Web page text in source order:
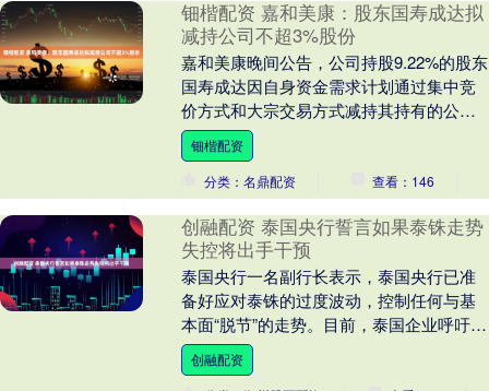
钿楷配资 嘉和美康：股东国寿成达拟
减持公司不超3%股份
嘉和美康晚间公告，公司持股9.22%的股东
国寿成达因自身资金需求计划通过集中竞
价方式和大宗交易方式减持其持有的公司
股份合计不超过412.76万股，即不超过公
司总....
钿楷配资
分类：名鼎配资
查看：146
创融配资 泰国央行誓言如果泰铢走势
失控将出手干预
泰国央行一名副行长表示，泰国央行已准
备好应对泰铢的过度波动，控制任何与基
本面“脱节”的走势。目前，泰国企业呼吁放
慢泰铢涨势，以提振出口和旅游业。 “我们
确实密切....
创融配资